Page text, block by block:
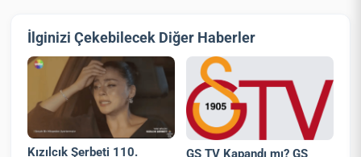
İlginizi Çekebilecek Diğer Haberler
Kızılcık Şerbeti 110. GS TV Kapandı mı? GS